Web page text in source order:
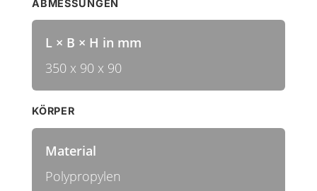
ABMESSUNGEN
L × B × H in mm
350 x 90 x 90
KÖRPER
Material
Polypropylen